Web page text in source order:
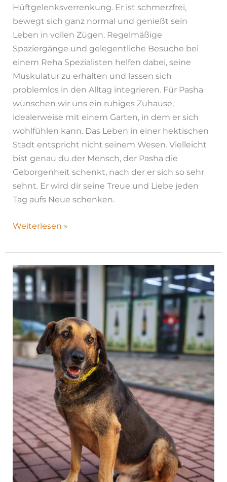
Hüftgelenksverrenkung. Er ist schmerzfrei,
bewegt sich ganz normal und genießt sein
Leben in vollen Zügen. Regelmäßige
Spaziergänge und gelegentliche Besuche bei
einem Reha Spezialisten helfen dabei, seine
Muskulatur zu erhalten und lassen sich
problemlos in den Alltag integrieren. Für Pasha
wünschen wir uns ein ruhiges Zuhause,
idealerweise mit einem Garten, in dem er sich
wohlfühlen kann. Das Leben in einer hektischen
Stadt entspricht nicht seinem Wesen. Vielleicht
bist genau du der Mensch, der Pasha die
Geborgenheit schenkt, nach der er sich so sehr
sehnt. Er wird dir seine Treue und Liebe jeden
Tag aufs Neue schenken.
Weiterlesen »
George|
H26-
1205